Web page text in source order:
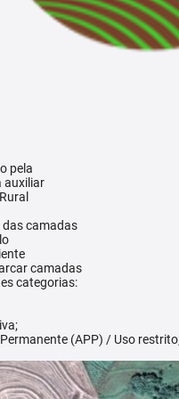
pela
auxiliar
camadas
camadas
categorias:
(APP) / Uso